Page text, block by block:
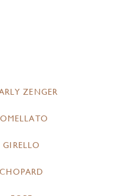
ZENGER
GIRELLO
CHOPARD